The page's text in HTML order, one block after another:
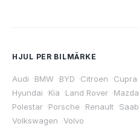
HJUL PER BILMÄRKE
Audi ·BMW ·BYD ·Citroen ·Cupra
Hyundai ·Kia ·Land Rover ·Mazda
Polestar ·Porsche ·Renault ·Saab
Volkswagen ·Volvo